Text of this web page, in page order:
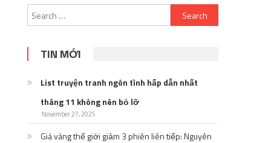
Search
for:
TIN MỚI
List truyện tranh ngôn tình hấp dẫn nhất
tháng 11 không nên bỏ lỡ
November 27, 2025
Giá vàng thế giới giảm 3 phiên liên tiếp: Nguyên